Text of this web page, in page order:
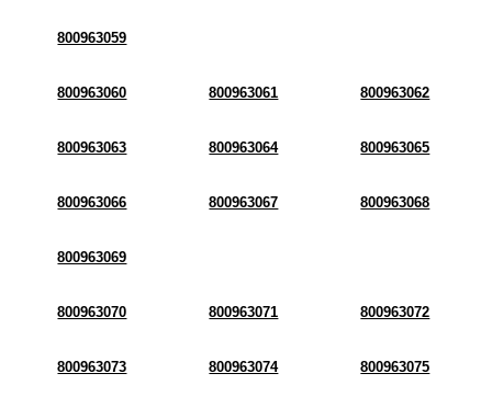
800963059
800963060 800963061 800963062
800963063 800963064 800963065
800963066 800963067 800963068
800963069
800963070 800963071 800963072
800963073 800963074 800963075